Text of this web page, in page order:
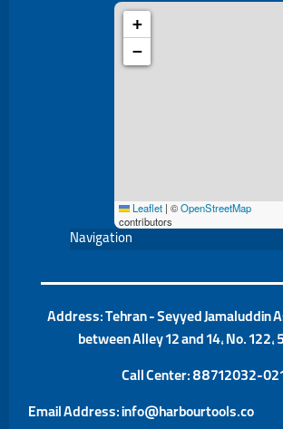
+
−
Leaflet | ©OpenStreetMap
contributors
Navigation
Address: Tehran - Seyyed Jamaluddin
between Alley 12 and 14, No. 122,
Call Center:88712032-
Email Address: info@harbourtools.co